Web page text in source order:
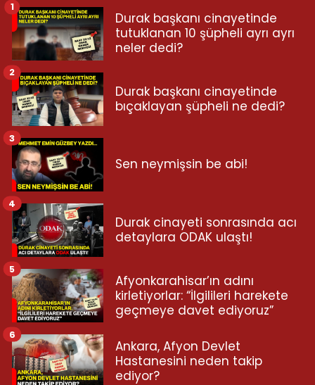
Durak başkanı cinayetinde
tutuklanan 10 şüpheli ayrı ayrı
neler dedi?
1
Durak başkanı cinayetinde
bıçaklayan şüpheli ne dedi?
2
Sen neymişsin be abi!
3
Durak cinayeti sonrasında acı
detaylara ODAK ulaştı!
4
Afyonkarahisar’ın adını
kirletiyorlar: “İlgilileri harekete
geçmeye davet ediyoruz”
5
Ankara, Afyon Devlet
Hastanesini neden takip
ediyor?
6